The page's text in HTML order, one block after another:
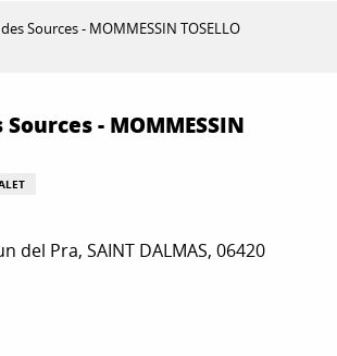
Sources - MOMMESSIN TOSELLO
- MOMMESSIN
del Pra, SAINT DALMAS, 06420
aux favoris